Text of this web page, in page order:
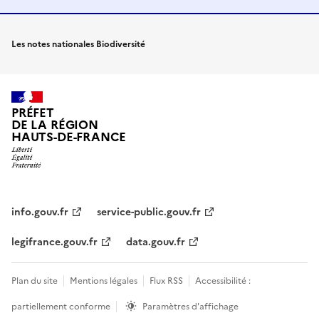
Les notes nationales Biodiversité
PRÉFET
DE LA RÉGION
HAUTS-DE-FRANCE
info.gouv.fr
service-public.gouv.fr
legifrance.gouv.fr
data.gouv.fr
Plan du site Mentions légales Flux RSS
Accessibilité :
partiellement conforme
Paramètres d'affichage